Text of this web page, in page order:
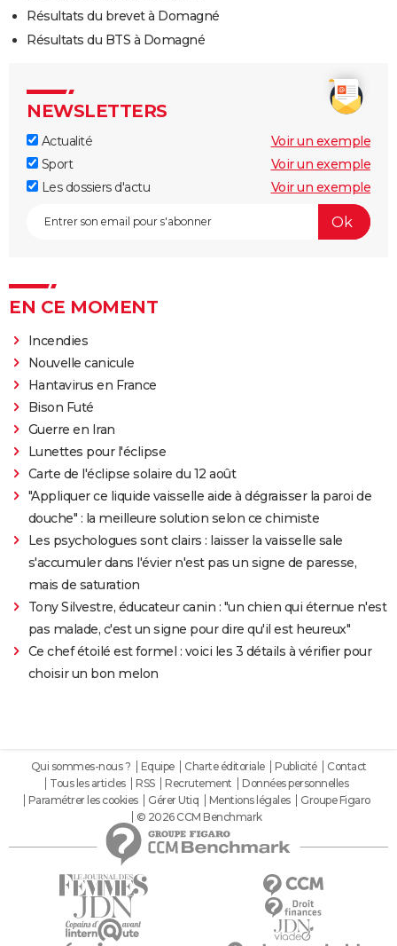
Résultats du brevet à Domagné
Résultats du BTS à Domagné
NEWSLETTERS
Actualité
Voir un exemple
Sport
Voir un exemple
Les dossiers d'actu
Voir un exemple
EN CE MOMENT
Incendies
Nouvelle canicule
Hantavirus en France
Bison Futé
Guerre en Iran
Lunettes pour l'éclipse
Carte de l'éclipse solaire du 12 août
"Appliquer ce liquide vaisselle aide à dégraisser la paroi de
douche" : la meilleure solution selon ce chimiste
Les psychologues sont clairs : laisser la vaisselle sale
s'accumuler dans l'évier n'est pas un signe de paresse,
mais de saturation
Tony Silvestre, éducateur canin : "un chien qui éternue n'est
pas malade, c'est un signe pour dire qu'il est heureux"
Ce chef étoilé est formel : voici les 3 détails à vérifier pour
choisir un bon melon
Qui sommes-nous ? Equipe Charte éditoriale Publicité
Contact
Tous les articles
RSS Recrutement
Données personnelles
Paramétrer les cookies
Gérer Utiq Mentions légales
Groupe Figaro
© 2026 CCM Benchmark